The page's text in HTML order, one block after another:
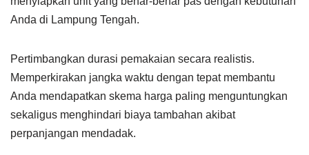
Anda di Lampung Tengah.
Pertimbangkan durasi pemakaian secara realistis.
Memperkirakan jangka waktu dengan tepat membantu
Anda mendapatkan skema harga paling menguntungkan
sekaligus menghindari biaya tambahan akibat
perpanjangan mendadak.